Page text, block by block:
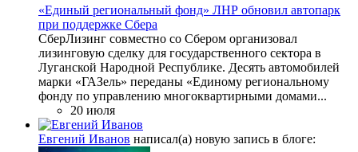
«Единый региональный фонд» ЛНР обновил автопарк
при поддержке Сбера
СберЛизинг совместно со Сбером организовал
лизинговую сделку для государственного сектора в
Луганской Народной Республике. Десять автомобилей
марки «ГАЗель» переданы «Единому региональному
фонду по управлению многоквартирными домами...
20 июля
Евгений Иванов написал(а) новую запись в блоге: